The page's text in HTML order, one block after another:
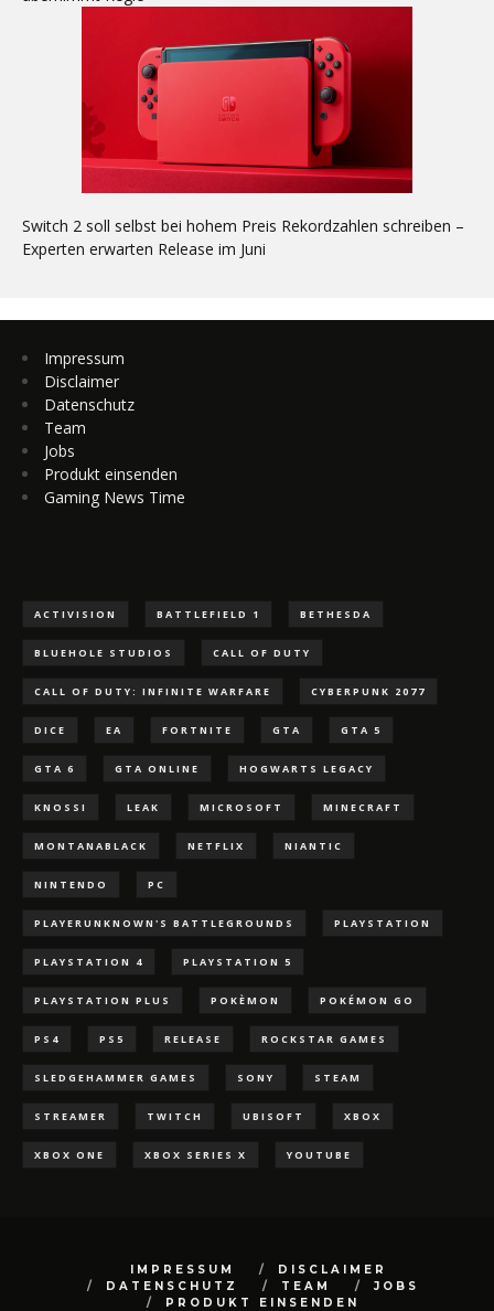
Switch 2 soll selbst bei hohem Preis Rekordzahlen schreiben –
Experten erwarten Release im Juni
Impressum
Disclaimer
Datenschutz
Team
Jobs
Produkt einsenden
Gaming News Time
ACTIVISION BATTLEFIELD 1 BETHESDA
BLUEHOLE STUDIOS CALL OF DUTY
CALL OF DUTY: INFINITE WARFARE CYBERPUNK 2077
DICE EA FORTNITE GTA GTA 5
GTA 6 GTA ONLINE HOGWARTS LEGACY
KNOSSI LEAK MICROSOFT MINECRAFT
MONTANABLACK NETFLIX NIANTIC
NINTENDO PC
PLAYERUNKNOWN'S BATTLEGROUNDS PLAYSTATION
PLAYSTATION 4 PLAYSTATION 5
PLAYSTATION PLUS POKÈMON POKÉMON GO
PS4 PS5 RELEASE ROCKSTAR GAMES
SLEDGEHAMMER GAMES SONY STEAM
STREAMER TWITCH UBISOFT XBOX
XBOX ONE XBOX SERIES X YOUTUBE
IMPRESSUM
DISCLAIMER
DATENSCHUTZ
TEAM
JOBS
PRODUKT EINSENDEN